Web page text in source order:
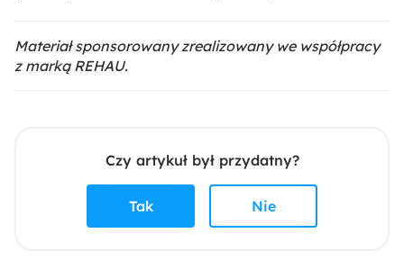
Materiał sponsorowany zrealizowany we współpracy
z marką REHAU.
Czy artykuł był przydatny?
Tak Nie